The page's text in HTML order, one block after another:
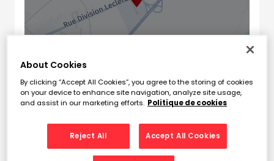
Horaires d'ouverture
Lundi 08:00 - 12:0013:30 - 18:00
Leaflet| Map ©2026
Naviguer Itinéraire
About Cookies
By clicking “Accept All Cookies”, you agree to the storing of cookies
on your device to enhance site navigation, analyze site usage,
and assist in our marketing efforts. Politique de cookies
Reject All Accept All Cookies